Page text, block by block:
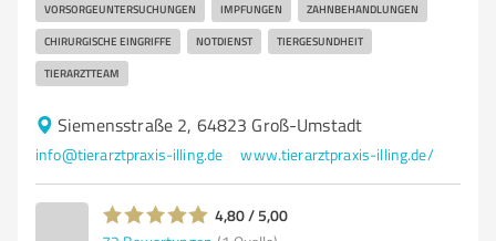
VORSORGEUNTERSUCHUNGEN IMPFUNGEN ZAHNBEHANDLUNGEN
CHIRURGISCHE EINGRIFFE NOTDIENST TIERGESUNDHEIT
TIERARZTTEAM
Siemensstraße 2, 64823 Groß-Umstadt
info@tierarztpraxis-illing.de www.tierarztpraxis-illing.de/
4,80 / 5,00